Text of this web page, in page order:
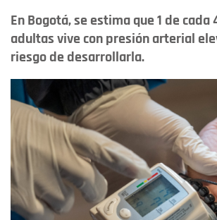
En Bogotá, se estima que 1 de cada
adultas vive con presión arterial
riesgo de desarrollarla.